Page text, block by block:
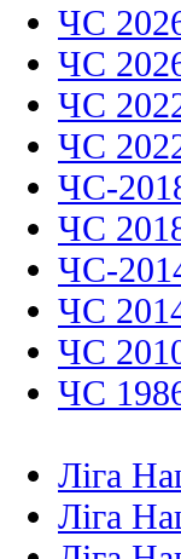
ЧС
ЧС
ЧС
ЧС
ЧС-
ЧС
ЧС-
ЧС
ЧС
ЧС
Ліга
Ліга